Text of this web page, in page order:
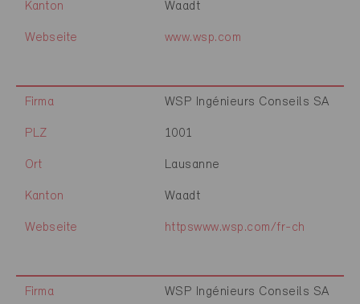
Kanton Waadt
Webseite www.wsp.com
Firma WSP Ingénieurs Conseils SA
PLZ 1001
Ort Lausanne
Kanton Waadt
Webseite httpswww.wsp.com/fr-ch
Firma WSP Ingénieurs Conseils SA